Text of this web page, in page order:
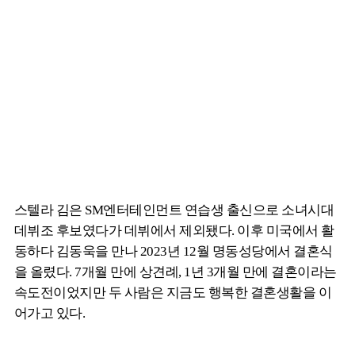
스텔라 김은 SM엔터테인먼트 연습생 출신으로 소녀시대
데뷔조 후보였다가 데뷔에서 제외됐다. 이후 미국에서 활
동하다 김동욱을 만나 2023년 12월 명동성당에서 결혼식
을 올렸다. 7개월 만에 상견례, 1년 3개월 만에 결혼이라는
속도전이었지만 두 사람은 지금도 행복한 결혼생활을 이
어가고 있다.